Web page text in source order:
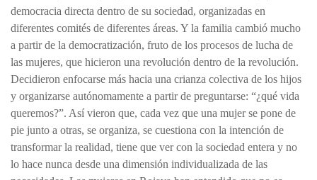
democracia directa dentro de su sociedad, organizadas en
diferentes comités de diferentes áreas. Y la familia cambió mucho
a partir de la democratización, fruto de los procesos de lucha de
las mujeres, que hicieron una revolución dentro de la revolución.
Decidieron enfocarse más hacia una crianza colectiva de los hijos
y organizarse autónomamente a partir de preguntarse: “¿qué vida
queremos?”. Así vieron que, cada vez que una mujer se pone de
pie junto a otras, se organiza, se cuestiona con la intención de
transformar la realidad, tiene que ver con la sociedad entera y no
lo hace nunca desde una dimensión individualizada de las